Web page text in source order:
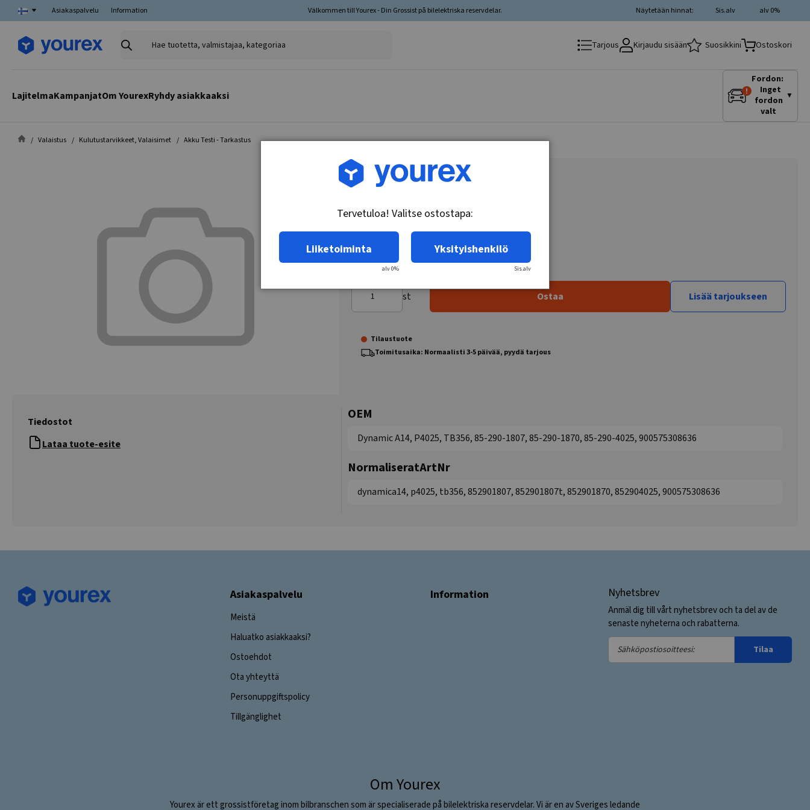
Asiakaspalvelu Information Välkommen till Yourex - Din Grossist på bilelektriska reservdelar. alv 0%
Sis.alv
Näytetään hinnat:
Hae
Tarjous Kirjaudu sisään Suosikkini Ostoskori
LajitelmaKampanjatOm YourexRyhdy asiakkaaksi
Fordon:
Inget
fordon
valt
▼
Valaistus Kulutustarvikkeet, Valaisimet Akku Testi - Tarkastus
Tuotenro.: 85-290-1807T
€0,00 sis. alv
st Ostaa Lisää tarjoukseen
Tilaustuote
Toimitusaika: Normaalisti 3-5 päivää, pyydä tarjous
Tiedostot
Lataa tuote-esite
OEM
Dynamic A14, P4025, TB356, 85-290-1807, 85-290-1870, 85-290-4025, 900575308636
NormaliseratArtNr
dynamica14, p4025, tb356, 852901807, 852901807t, 852901870, 852904025, 900575308636
Asiakaspalvelu
Meistä
Haluatko asiakkaaksi?
Ostoehdot
Ota yhteyttä
Personuppgiftspolicy
Tillgänglighet
Information Nyhetsbrev
Anmäl dig till vårt nyhetsbrev och ta del av de
senaste nyheterna och rabatterna.
Sähköpostiosoitteesi:
Tilaa
Om Yourex
Yourex är ett grossistföretag inom bilbranschen som är specialiserade på bilelektriska reservdelar. Vi är en av Sveriges ledande
Tervetuloa! Valitse ostostapa:
Liiketoiminta
alv 0%
Yksityishenkilö
Sis.alv